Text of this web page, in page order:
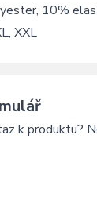
10%
XXL
k produktu?